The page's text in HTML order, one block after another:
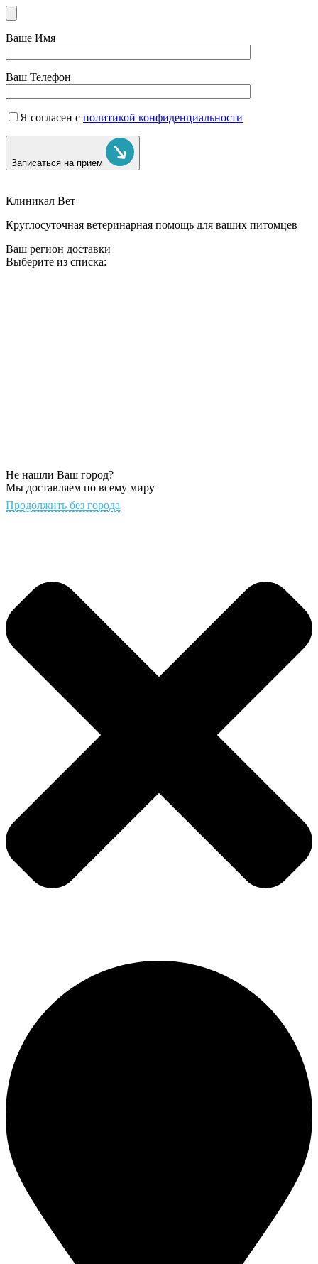
Ваше Имя
Ваш Телефон
Я согласен с политикой конфиденциальности
Записаться на прием
Клиникал Вет
Круглосуточная ветеринарная помощь для ваших питомцев
Ваш регион доставки
Выберите из списка:
Не нашли Ваш город?
Мы доставляем по всему миру
Продолжить без города